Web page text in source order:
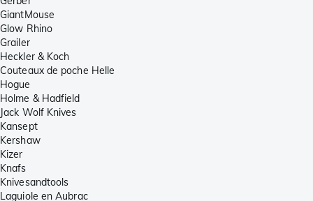
GiantMouse
Glow Rhino
Grailer
Heckler & Koch
Couteaux de poche Helle
Hogue
Holme & Hadfield
Jack Wolf Knives
Kansept
Kershaw
Kizer
Knafs
Knivesandtools
Laguiole en Aubrac